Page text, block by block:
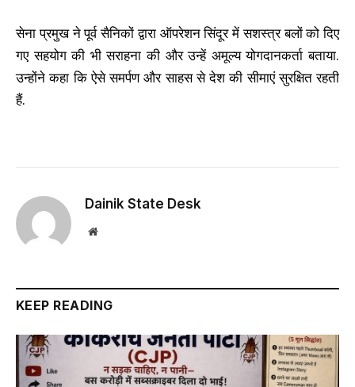
सेना प्रमुख ने पूर्व सैनिकों द्वारा ऑपरेशन सिंदूर में सशस्त्र बलों को दिए
गए सहयोग की भी सराहना की और उन्हें अमूल्य योगदानकर्ता बताया.
उन्होंने कहा कि ऐसे समर्पण और साहस से देश की सीमाएं सुरक्षित रहती
हैं.
Dainik State Desk
Website
KEEP READING